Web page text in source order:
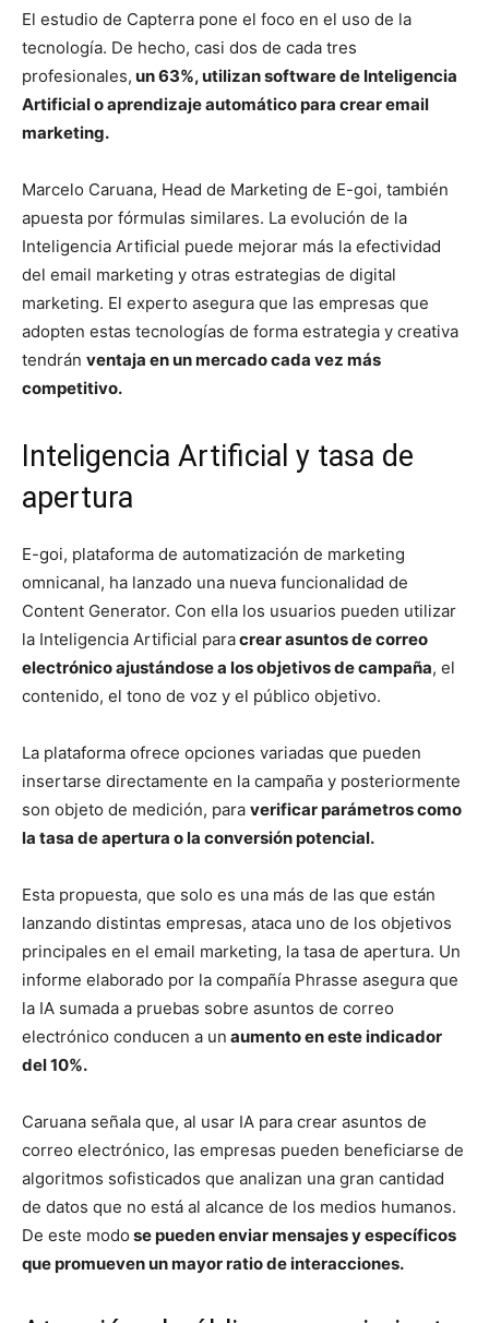
El estudio de Capterra pone el foco en el uso de la
tecnología. De hecho, casi dos de cada tres
profesionales, un 63%, utilizan software de Inteligencia
Artificial o aprendizaje automático para crear email
marketing.
Marcelo Caruana, Head de Marketing de E-goi, también
apuesta por fórmulas similares. La evolución de la
Inteligencia Artificial puede mejorar más la efectividad
del email marketing y otras estrategias de digital
marketing. El experto asegura que las empresas que
adopten estas tecnologías de forma estrategia y creativa
tendrán ventaja en un mercado cada vez más
competitivo.
Inteligencia Artificial y tasa de
apertura
E-goi, plataforma de automatización de marketing
omnicanal, ha lanzado una nueva funcionalidad de
Content Generator. Con ella los usuarios pueden utilizar
la Inteligencia Artificial paracrear asuntos de correo
electrónico ajustándose a los objetivos de campaña, el
contenido, el tono de voz y el público objetivo.
La plataforma ofrece opciones variadas que pueden
insertarse directamente en la campaña y posteriormente
son objeto de medición, para verificar parámetros como
la tasa de apertura o la conversión potencial.
Esta propuesta, que solo es una más de las que están
lanzando distintas empresas, ataca uno de los objetivos
principales en el email marketing, la tasa de apertura. Un
informe elaborado por la compañía Phrasse asegura que
la IA sumada a pruebas sobre asuntos de correo
electrónico conducen a un aumento en este indicador
del 10%.
Caruana señala que, al usar IA para crear asuntos de
correo electrónico, las empresas pueden beneficiarse de
algoritmos sofisticados que analizan una gran cantidad
de datos que no está al alcance de los medios humanos.
De este modo se pueden enviar mensajes y específicos
que promueven un mayor ratio de interacciones.